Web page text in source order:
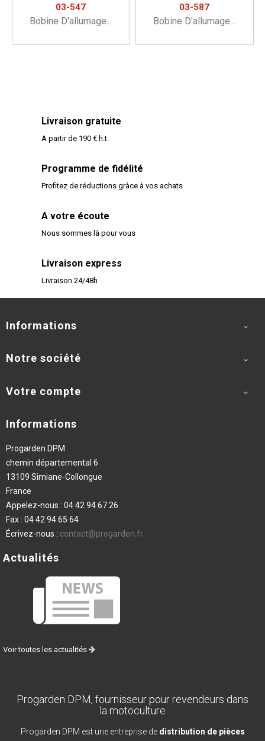
03-547
Bobine D'allumage...
03-587
Bobine D'allumage...
Livraison gratuite
A partir de 190 € h.t.
Programme de fidélité
Profitez de réductions gràce à vos achats
A votre écoute
Nous sommes là pour vous
Livraison express
Livraison 24/48h
Informations 
Notre société 
Votre compte 
Informations
Progarden DPM
chemin départemental 6
13109 Simiane-Collongue
France
Appelez-nous : 04 42 94 67 26
Fax : 04 42 94 65 64
Écrivez-nous : contact@progarden.fr
Actualités
Voir toutes les actualités
Progarden DPM, fournisseur pour revendeurs dans
la motoculture
Progarden DPM est une entreprise de distribution de pièces